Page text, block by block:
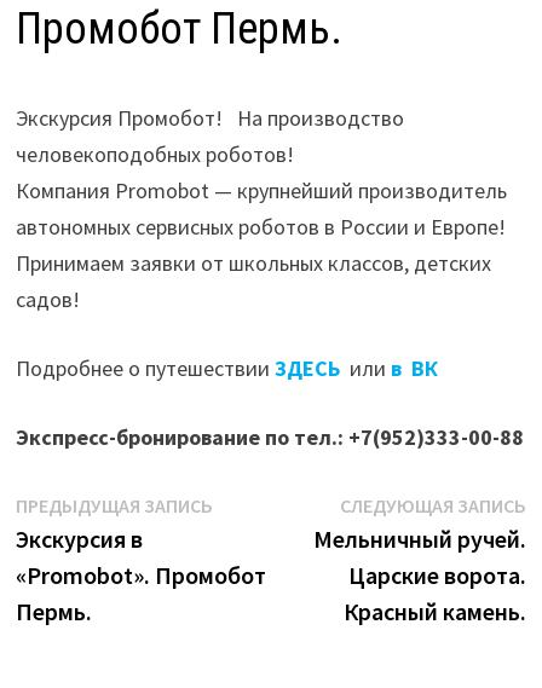
Промобот Пермь.
Экскурсия Промобот! На производство
человекоподобных роботов!
Компания Promobot — крупнейший производитель
автономных сервисных роботов в России и Европе!
Принимаем заявки от школьных классов, детских
садов!
Подробнее о путешествии ЗДЕСЬили в ВК
Экспресс-бронирование по тел.: +7(952)333-00-88
Навигация
по
записям
ПРЕДЫДУЩАЯ ЗАПИСЬПредыдущая
Экскурсия в
«Promobot». Промобот
Пермь.
СЛЕДУЮЩАЯ ЗАПИСЬ
Мельничный ручей.
Царские ворота.
Красный камень.